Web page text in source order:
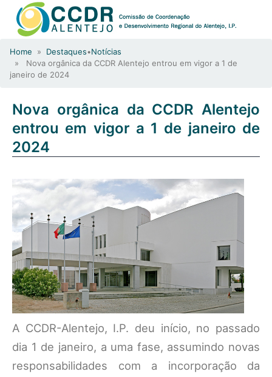
Home » Destaques•Notícias
» Nova orgânica da CCDR Alentejo entrou em vigor a 1 de
janeiro de 2024
Nova orgânica da CCDR Alentejo
entrou em vigor a 1 de janeiro de
2024
A CCDR-Alentejo, I.P. deu início, no passado
dia 1 de janeiro, a uma fase, assumindo novas
responsabilidades com a incorporação da